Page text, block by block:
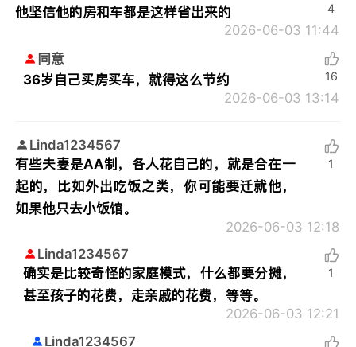
他坚信他的房和车都是这样省出来的
2026-06-03 11:44
4
同意
36岁自己买房买车，就得这么节约
2026-06-03 13:14
16
Linda1234567
有些夫妻是AA制，各人花自己的，就是合在一
起的，比如外出吃饭之类，你可能要迁就他，
如果他只去小饭馆。
2026-06-03 12:18
1
Linda1234567
确实是比较奇怪的家庭模式，什么都要分摊，
甚至孩子的花费，走亲戚的花费，等等。
2026-06-03 12:21
1
Linda1234567